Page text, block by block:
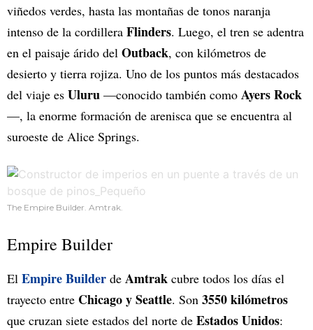
viñedos verdes, hasta las montañas de tonos naranja
intenso de la cordillera Flinders. Luego, el tren se adentra
en el paisaje árido del Outback, con kilómetros de
desierto y tierra rojiza. Uno de los puntos más destacados
del viaje es Uluru —conocido también como Ayers Rock
—, la enorme formación de arenisca que se encuentra al
suroeste de Alice Springs.
The Empire Builder. Amtrak.
Empire Builder
El Empire Builder de Amtrak cubre todos los días el
trayecto entre Chicago y Seattle. Son 3550 kilómetros
que cruzan siete estados del norte de Estados Unidos: